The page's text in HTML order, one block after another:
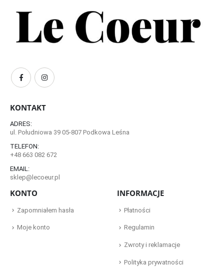
KONTAKT
ADRES:
ul. Południowa 39 05-807 Podkowa Leśna
TELEFON:
+48 663 082 672
EMAIL:
sklep@lecoeur.pl
KONTO
Zapomniałem hasła
Moje konto
INFORMACJE
Płatności
Regulamin
Zwroty i reklamacje
Polityka prywatności